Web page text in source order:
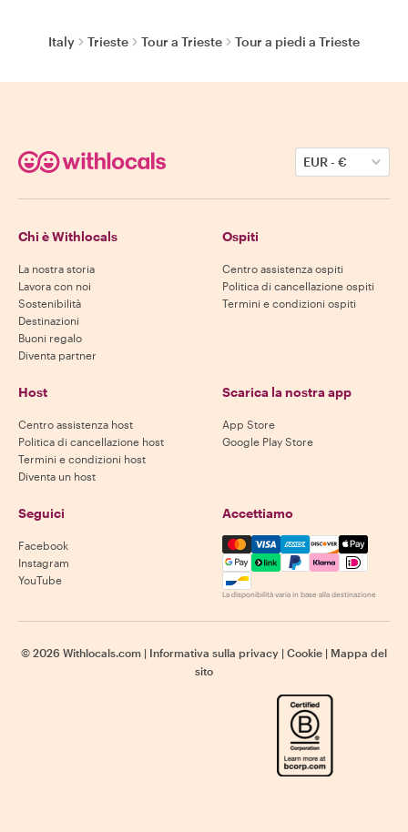
Italy Trieste Tour a Trieste Tour a piedi a Trieste
EUR-€
Chi è Withlocals
La nostra storia
Lavora con noi
Sostenibilità
Destinazioni
Buoni regalo
Diventa partner
Ospiti
Centro assistenza ospiti
Politica di cancellazione ospiti
Termini e condizioni ospiti
Host
Centro assistenza host
Politica di cancellazione host
Termini e condizioni host
Diventa un host
Scarica la nostra app
App Store
Google Play Store
Seguici
Facebook
Instagram
YouTube
Accettiamo
Mastercard, Visa, Amex,
La disponibilità varia in base alla destinazione
© 2026 Withlocals.com | Informativa sulla privacy | Cookie | Mappa del
sito